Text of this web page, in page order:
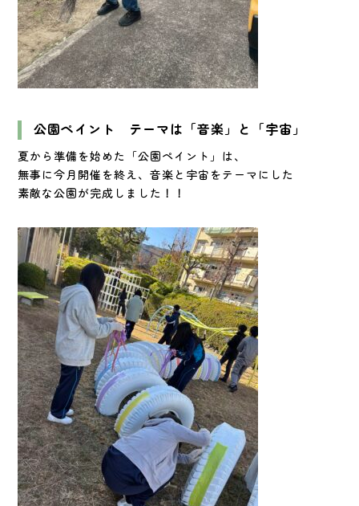
公園ペイント テーマは「音楽」と「宇宙」
夏から準備を始めた「公園ペイント」は、
無事に今月開催を終え、音楽と宇宙をテーマにした
素敵な公園が完成しました！！